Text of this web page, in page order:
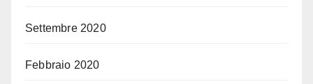
Settembre 2020
Febbraio 2020